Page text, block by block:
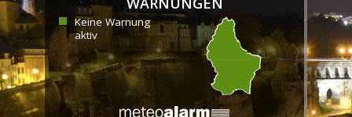
Keine Warnung
aktiv